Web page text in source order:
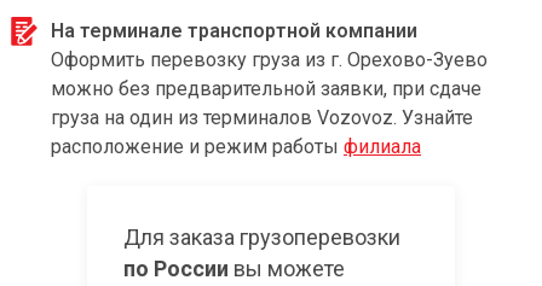
На терминале транспортной компании
Оформить перевозку груза из г. Орехово-Зуево
можно без предварительной заявки, при сдаче
груза на один из терминалов Vozovoz. Узнайте
расположение и режим работы филиала
Для заказа грузоперевозки
по России вы можете